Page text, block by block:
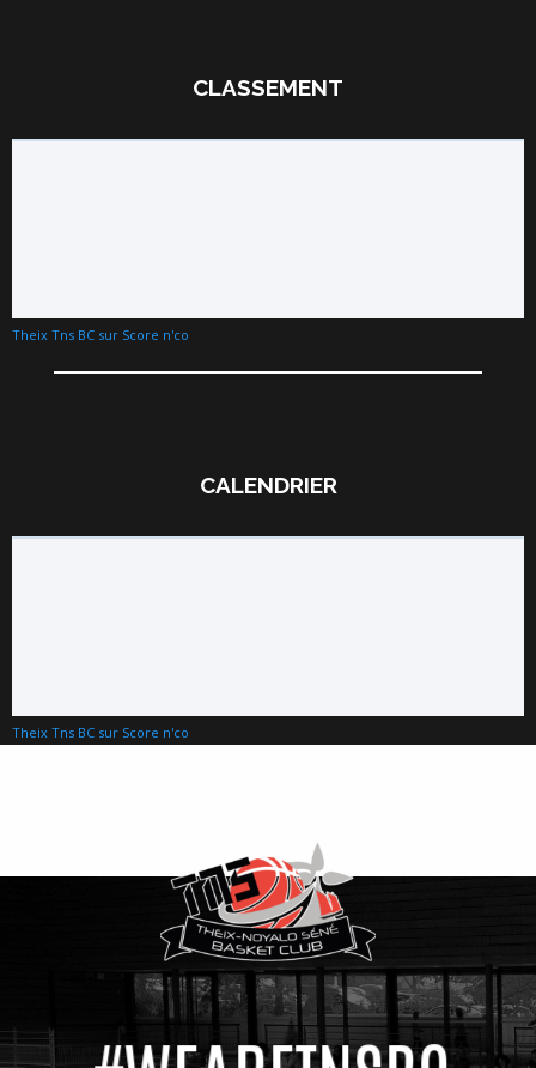
CLASSEMENT
Theix Tns BC sur Score n'co
CALENDRIER
Theix Tns BC sur Score n'co